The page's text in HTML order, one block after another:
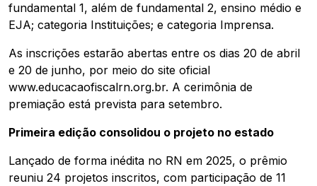
fundamental 1, além de fundamental 2, ensino médio e
EJA; categoria Instituições; e categoria Imprensa.
As inscrições estarão abertas entre os dias 20 de abril
e 20 de junho, por meio do site oficial
www.educacaofiscalrn.org.br. A cerimônia de
premiação está prevista para setembro.
Primeira edição consolidou o projeto no estado
Lançado de forma inédita no RN em 2025, o prêmio
reuniu 24 projetos inscritos, com participação de 11